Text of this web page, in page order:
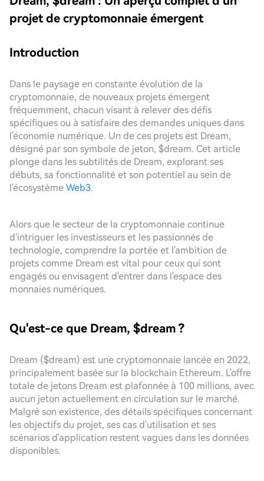
projet de cryptomonnaie émergent
Introduction
Dans le paysage en constante évolution de la
cryptomonnaie, de nouveaux projets émergent
fréquemment, chacun visant à relever des défis
spécifiques ou à satisfaire des demandes uniques dans
l'économie numérique. Un de ces projets est Dream,
désigné par son symbole de jeton, $dream. Cet article
plonge dans les subtilités de Dream, explorant ses
débuts, sa fonctionnalité et son potentiel au sein de
l'écosystème Web3.
Alors que le secteur de la cryptomonnaie continue
d'intriguer les investisseurs et les passionnés de
technologie, comprendre la portée et l'ambition de
projets comme Dream est vital pour ceux qui sont
engagés ou envisagent d'entrer dans l'espace des
monnaies numériques.
Qu'est-ce que Dream, $dream ?
Dream ($dream) est une cryptomonnaie lancée en 2022,
principalement basée sur la blockchain Ethereum. L'offre
totale de jetons Dream est plafonnée à 100 millions, avec
aucun jeton actuellement en circulation sur le marché.
Malgré son existence, des détails spécifiques concernant
les objectifs du projet, ses cas d'utilisation et ses
scénarios d'application restent vagues dans les données
disponibles.